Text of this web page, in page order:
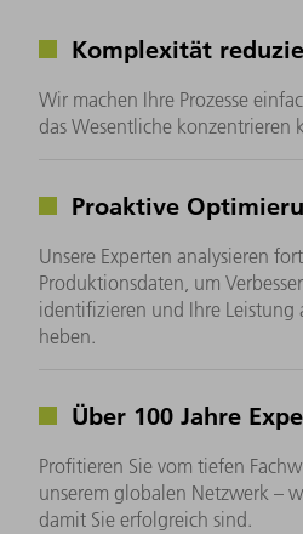
Komplexität
Wir machen Ihre Prozesse
das Wesentliche konzentrieren
Proaktive
Unsere Experten analysieren
Produktionsdaten, um
identifizieren und Ihre Leistung
heben.
Über 100 Jahre
Profitieren Sie vom tiefen
unserem globalen Netzwerk –
damit Sie erfolgreich sind.